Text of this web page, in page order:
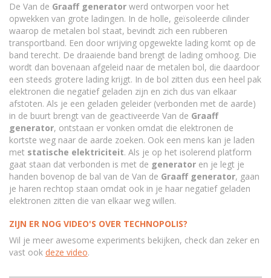
De Van de Graaff generator werd ontworpen voor het
opwekken van grote ladingen. In de holle, geïsoleerde cilinder
waarop de metalen bol staat, bevindt zich een rubberen
transportband. Een door wrijving opgewekte lading komt op de
band terecht. De draaiende band brengt de lading omhoog. Die
wordt dan bovenaan afgeleid naar de metalen bol, die daardoor
een steeds grotere lading krijgt. In de bol zitten dus een heel pak
elektronen die negatief geladen zijn en zich dus van elkaar
afstoten. Als je een geladen geleider (verbonden met de aarde)
in de buurt brengt van de geactiveerde Van de Graaff
generator, ontstaan er vonken omdat die elektronen de
kortste weg naar de aarde zoeken. Ook een mens kan je laden
met statische elektriciteit. Als je op het isolerend platform
gaat staan dat verbonden is met de generator en je legt je
handen bovenop de bal van de Van de Graaff generator, gaan
je haren rechtop staan omdat ook in je haar negatief geladen
elektronen zitten die van elkaar weg willen.
ZIJN ER NOG VIDEO'S OVER TECHNOPOLIS?
Wil je meer awesome experiments bekijken, check dan zeker en
vast ook deze video.